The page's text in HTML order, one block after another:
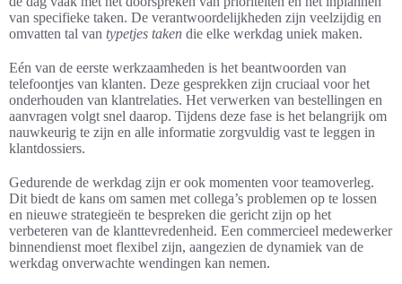
van specifieke taken. De verantwoordelijkheden zijn veelzijdig en
omvatten tal van typetjes taken die elke werkdag uniek maken.
Eén van de eerste werkzaamheden is het beantwoorden van
telefoontjes van klanten. Deze gesprekken zijn cruciaal voor het
onderhouden van klantrelaties. Het verwerken van bestellingen en
aanvragen volgt snel daarop. Tijdens deze fase is het belangrijk om
nauwkeurig te zijn en alle informatie zorgvuldig vast te leggen in
klantdossiers.
Gedurende de werkdag zijn er ook momenten voor teamoverleg.
Dit biedt de kans om samen met collega’s problemen op te lossen
en nieuwe strategieën te bespreken die gericht zijn op het
verbeteren van de klanttevredenheid. Een commercieel medewerker
binnendienst moet flexibel zijn, aangezien de dynamiek van de
werkdag onverwachte wendingen kan nemen.